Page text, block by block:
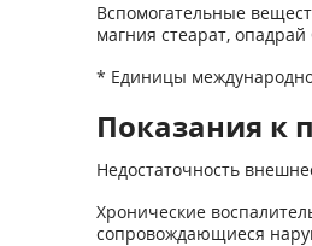
Вспомогательные
магния стеарат,
* Единицы
Показания к
Недостаточность
Хронические
сопровождающиеся